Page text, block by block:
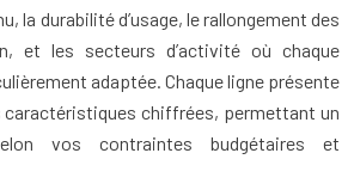
la durabilité d’usage, le rallongement des
et les secteurs d’activité où chaque
adaptée. Chaque ligne présente
chiffrées, permettant un
vos contraintes budgétaires et